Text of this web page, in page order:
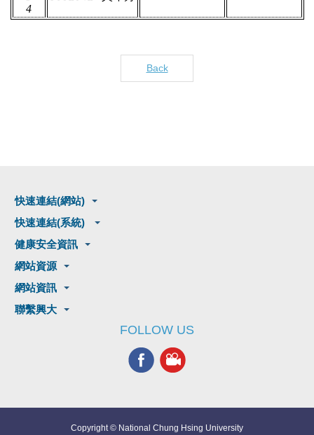
4
Back
快速連結(網站)
快速連結(系統)
健康安全資訊
網站資源
網站資訊
聯繫興大
FOLLOW US
Copyright © National Chung Hsing University